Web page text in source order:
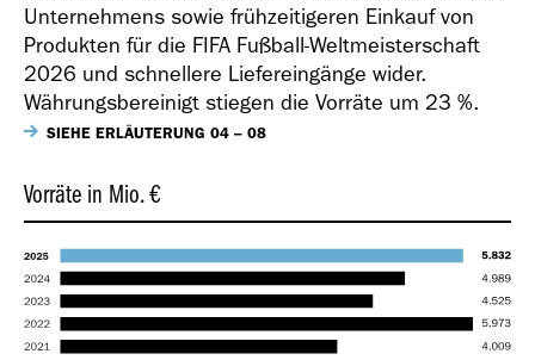
Unternehmens sowie frühzeitigeren Einkauf von
Produkten für die FIFA Fußball-Weltmeisterschaft
2026 und schnellere Liefereingänge wider.
Währungsbereinigt stiegen die Vorräte um 23 %.
SIEHE ERLÄUTERUNG 04 – 08
Vorräte in Mio. €